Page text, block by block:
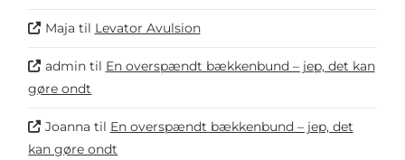
Maja til Levator Avulsion
admintil En overspændt bækkenbund – jep, det kan
gøre ondt
Joanna til En overspændt bækkenbund – jep, det
kan gøre ondt